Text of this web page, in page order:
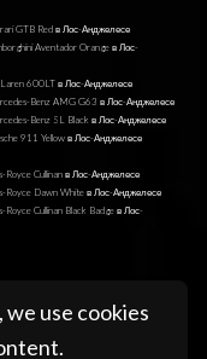
GTB Red в Лос-Анджелесе
Aventador Orange в Лос-
600LT в Лос-Анджелесе
Benz AMG G63 в Лос-Анджелесе
Benz SL Black в Лос-Анджелесе
911 Yellow в Лос-Анджелесе
Royce Cullinan в Лос-Анджелесе
Royce Dawn White в Лос-Анджелесе
Royce Cullinan Black Badge в Лос-
use cookies